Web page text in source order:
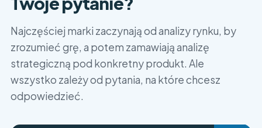
Najczęściej marki zaczynają od analizy rynku, by
zrozumieć grę, a potem zamawiają analizę
strategiczną pod konkretny produkt. Ale
wszystko zależy od pytania, na które chcesz
odpowiedzieć.